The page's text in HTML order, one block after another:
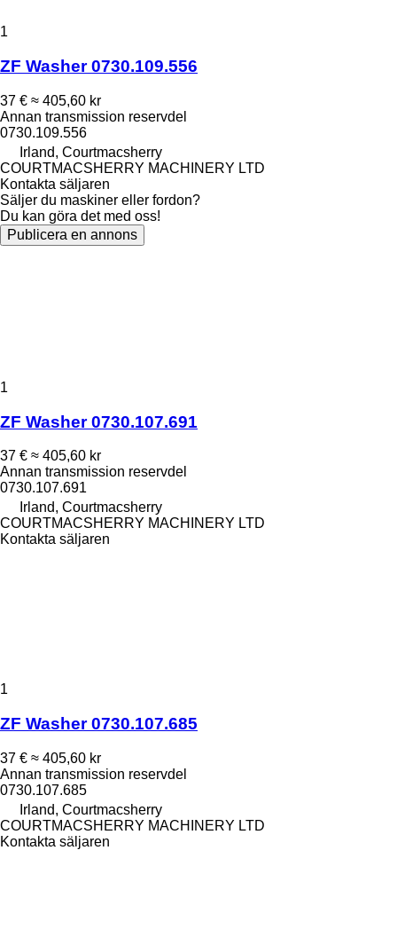
1
ZF Washer 0730.109.556
37 € ≈ 405,60 kr
Annan transmission reservdel
0730.109.556
Irland, Courtmacsherry
COURTMACSHERRY MACHINERY LTD
Kontakta säljaren
Säljer du maskiner eller fordon?
Du kan göra det med oss!
Publicera en annons
1
ZF Washer 0730.107.691
37 € ≈ 405,60 kr
Annan transmission reservdel
0730.107.691
Irland, Courtmacsherry
COURTMACSHERRY MACHINERY LTD
Kontakta säljaren
1
ZF Washer 0730.107.685
37 € ≈ 405,60 kr
Annan transmission reservdel
0730.107.685
Irland, Courtmacsherry
COURTMACSHERRY MACHINERY LTD
Kontakta säljaren